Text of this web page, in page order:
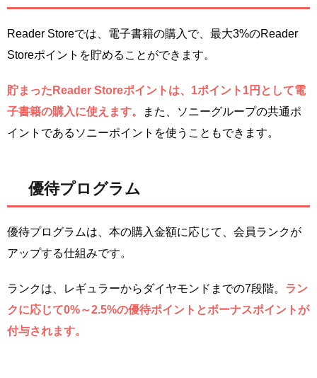
Reader Storeでは、電子書籍の購入で、最大3%のReader
Storeポイントを貯めることができます。
貯まったReader Storeポイントは、1ポイント1円として電
子書籍の購入に使えます。
また、ソニーグループの共通ポ
イントであるソニーポイントを使うこともできます。
優待プログラム
優待プログラムは、本の購入金額に応じて、会員ランクが
アップする仕組みです。
ランクは、レギュラーからダイヤモンドまでの7段階。 ラン
クに応じて0%～2.5%の優待ポイントとボーナスポイントが
付与されます。